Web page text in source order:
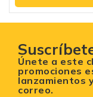
5
Únete a este
promociones
lanzamientos
correo.